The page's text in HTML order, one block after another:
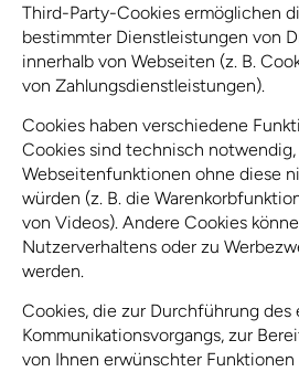
Third-Party-Cookies ermöglichen
bestimmter Dienstleistungen von
innerhalb von Webseiten (z. B.
von Zahlungsdienstleistungen).
Cookies haben verschiedene
Cookies sind technisch
Webseitenfunktionen ohne diese
würden (z. B. die
von Videos). Andere Cookies
Nutzerverhaltens oder zu
werden.
Cookies, die zur Durchführung des
Kommunikationsvorgangs, zur
von Ihnen erwünschter Funktionen